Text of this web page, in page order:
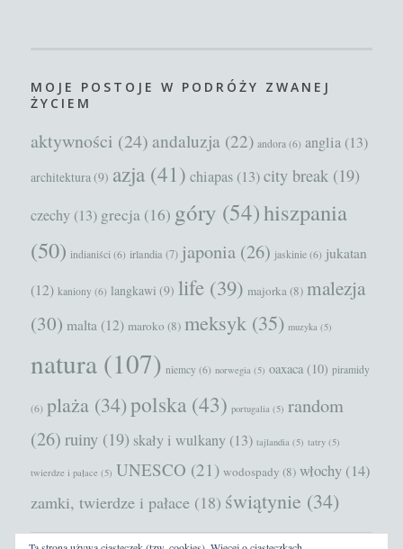
MOJE POSTOJE W PODRÓŻY ZWANEJ
ŻYCIEM
aktywności (24) andaluzja (22) andora (6) anglia (13)
architektura (9) azja (41) chiapas (13) city break (19)
czechy (13) grecja (16) góry (54)hiszpania
(50) indianiści (6) irlandia (7) japonia (26) jaskinie (6) jukatan
(12) kaniony (6) langkawi (9) life (39) majorka (8) malezja
(30) malta (12) maroko (8) meksyk (35) muzyka (5)
natura (107) niemcy (6) norwegia (5) oaxaca (10) piramidy
(6) plaża (34)polska (43) portugalia (5) random
(26) ruiny (19) skały i wulkany (13) tajlandia (5) tatry (5)
twierdze i pałace (5) UNESCO (21) wodospady (8) włochy (14)
zamki, twierdze i pałace (18) świątynie (34)